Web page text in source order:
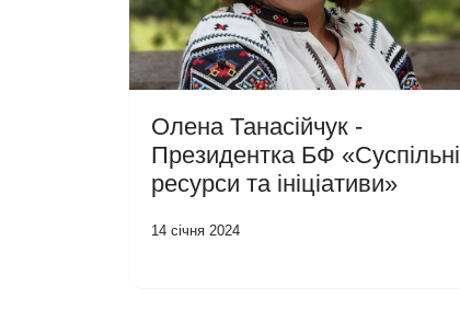
Олена Танасійчук -
Президентка БФ «Суспільні
ресурси та ініціативи»
14 січня 2024